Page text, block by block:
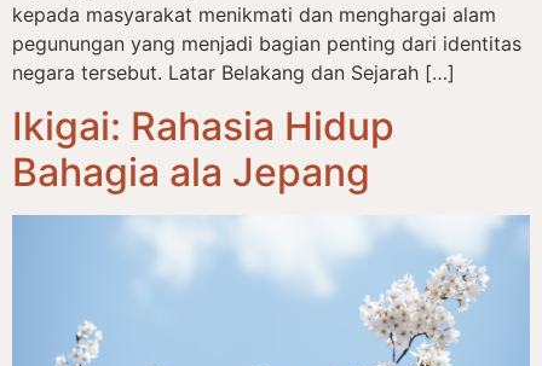
kepada masyarakat menikmati dan menghargai alam
pegunungan yang menjadi bagian penting dari identitas
negara tersebut. Latar Belakang dan Sejarah […]
Ikigai: Rahasia Hidup
Bahagia ala Jepang